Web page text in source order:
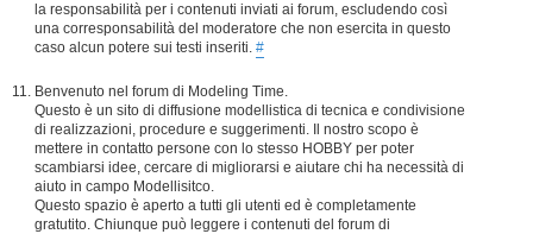
la responsabilità per i contenuti inviati ai forum, escludendo così
una corresponsabilità del moderatore che non esercita in questo
caso alcun potere sui testi inseriti. #
Benvenuto nel forum di Modeling Time.
Questo è un sito di diffusione modellistica di tecnica e condivisione
di realizzazioni, procedure e suggerimenti. Il nostro scopo è
mettere in contatto persone con lo stesso HOBBY per poter
scambiarsi idee, cercare di migliorarsi e aiutare chi ha necessità di
aiuto in campo Modellisitco.
Questo spazio è aperto a tutti gli utenti ed è completamente
gratutito. Chiunque può leggere i contenuti del forum di